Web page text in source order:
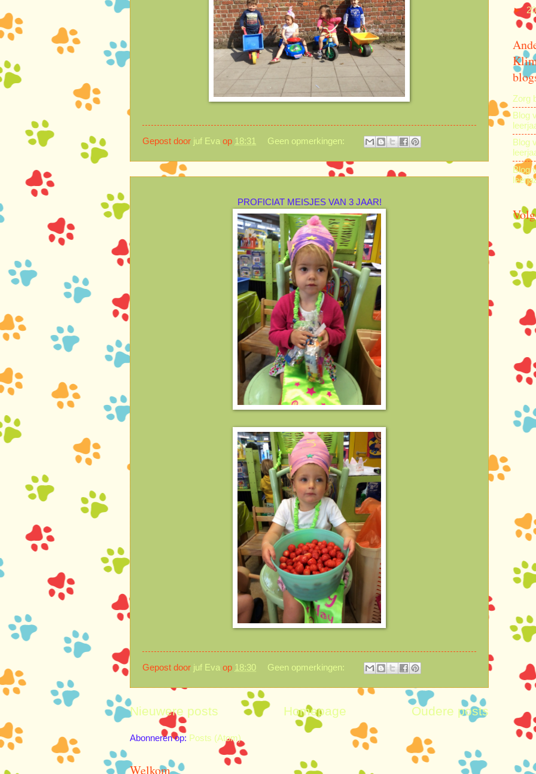
Gepost door juf Eva op 18:31 Geen opmerkingen:
PROFICIAT MEISJES VAN 3 JAAR!
Gepost door juf Eva op 18:30 Geen opmerkingen:
Nieuwere posts Oudere posts
Homepage
Abonneren op: Posts (Atom)
Welkom
►
Zorg
Blog
Blog
Blog